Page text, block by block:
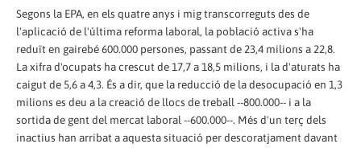
Segons la EPA, en els quatre anys i mig transcorreguts des de
l'aplicació de l'última reforma laboral, la població activa s'ha
reduït en gairebé 600.000 persones, passant de 23,4 milions a 22,8.
La xifra d'ocupats ha crescut de 17,7 a 18,5 milions, i la d'aturats ha
caigut de 5,6 a 4,3. És a dir, que la reducció de la desocupació en 1,3
milions es deu a la creació de llocs de treball --800.000-- i a la
sortida de gent del mercat laboral --600.000--. Més d'un terç dels
inactius han arribat a aquesta situació per descoratjament davant